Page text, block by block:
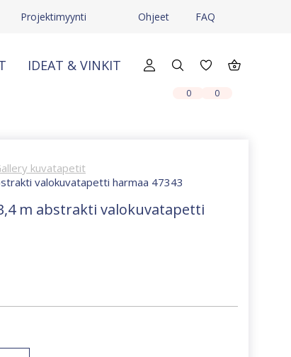
Projektimyynti Ohjeet FAQ
IDEAT & VINKIT
0 0
kuvatapetit
valokuvatapetti harmaa 47343
m abstrakti valokuvatapetti